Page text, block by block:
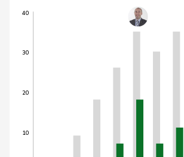
10
20
30
40